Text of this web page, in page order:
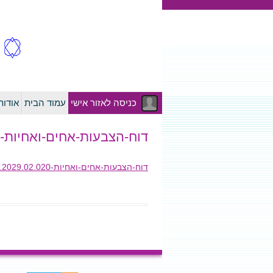
כניסה לאזור אישי עמוד הבית
דוח-הצבעות-אחים-ואחיות-01.02.2029.02.020
דוח-הצבעות-אחים-ואחיות-01.02.2029.02.020